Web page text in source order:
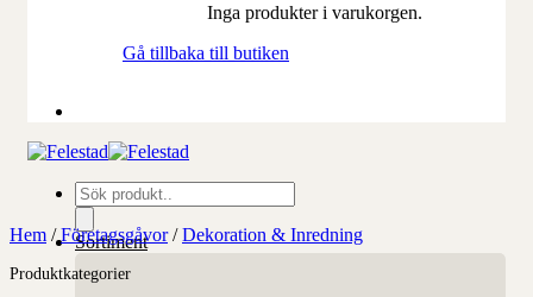
Inga produkter i varukorgen.
Gå tillbaka till butiken
Produktsökning
Sortiment
Hem / Företagsgåvor / Dekoration & Inredning
Produktkategorier